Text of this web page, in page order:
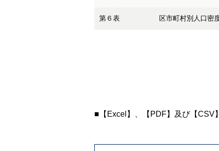
第６表 区市町村別人口密
■【Excel】、【PDF】及び【CSV